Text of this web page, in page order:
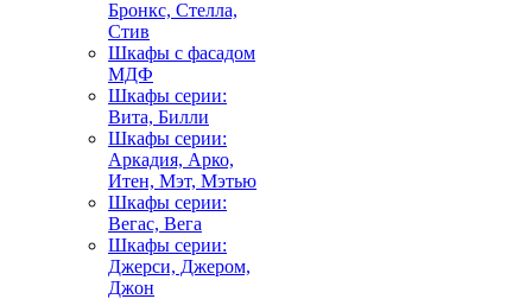
Бронкс, Стелла,
Стив
Шкафы с фасадом
МДФ
Шкафы серии:
Вита, Билли
Шкафы серии:
Аркадия, Арко,
Итен, Мэт, Мэтью
Шкафы серии:
Вегас, Вега
Шкафы серии:
Джерси, Джером,
Джон